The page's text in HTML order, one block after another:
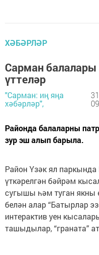
ХӘБӘРЛӘР
Сарман балалары
үттеләр
"Сарман: иң яңа
хәбәрләр",
Районда балаларны
зур эш алып барыла.
Район Үзәк ял паркында
үткәрелгән бәйрәм
сугышы һәм туган якны
белән алар “Батырлар
интерактив уен
ташыдылар, “граната”